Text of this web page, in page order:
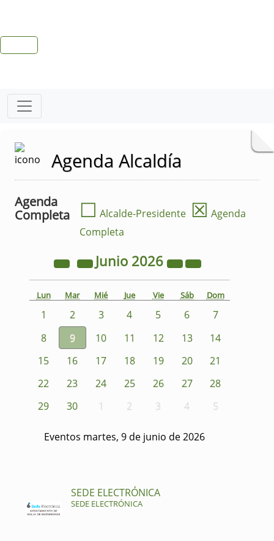
Agenda Alcaldía
Agenda
Completa
☐ Alcalde-Presidente ☒ Agenda
Completa
Junio 2026
Lun Mar Mié Jue Vie Sáb Dom
1 2 3 4 5 6
7
8
9 10 11 12 13
14
15
16 17 18 19 20
21
22
23 24 25 26 27
28
29
30 1 2 3 4 5
Eventos martes, 9 de junio de 2026
SEDE ELECTRÓNICA
SEDE ELECTRÓNICA